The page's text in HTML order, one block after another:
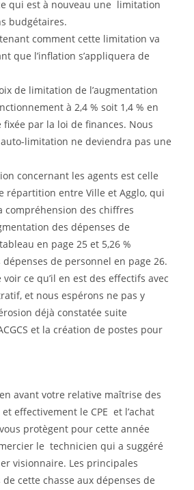
qui est à nouveau une limitation
budgétaires.
comment cette limitation va
que l’inflation s’appliquera de
de limitation de l’augmentation
à 2,4 % soit 1,4 % en
par la loi de finances. Nous
limitation ne deviendra pas une
concernant les agents est celle
répartition entre Ville et Agglo, qui
compréhension des chiffres
des dépenses de
en page 25 et 5,26 %
dépenses de personnel en page 26.
ce qu’il en est des effectifs avec
et nous espérons ne pas y
déjà constatée suite
et la création de postes pour
avant votre relative maîtrise des
effectivement le CPE et l’achat
protègent pour cette année
le technicien qui a suggéré
visionnaire. Les principales
cette chasse aux dépenses de